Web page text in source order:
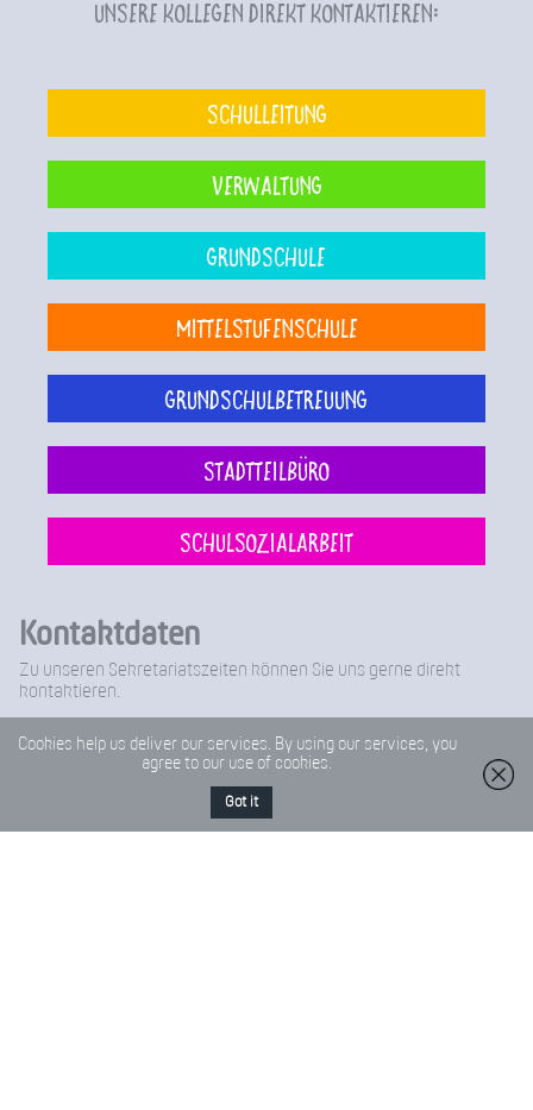
unsere Kollegen direkt kontaktieren:
Schulleitung
Verwaltung
Grundschule
Mittelstufenschule
Grundschulbetreuung
Stadtteilbüro
Schulsozialarbeit
Kontaktdaten
Zu unseren Sekretariatszeiten können Sie uns gerne direkt
kontaktieren.
Anschrift
Saarlandstraße 2 - 4
68519 Viernheim
Sekretariatszeiten
Montag – Donnerstag
Cookies help us deliver our services. By using our services, you
agree to our use of cookies.
Got it